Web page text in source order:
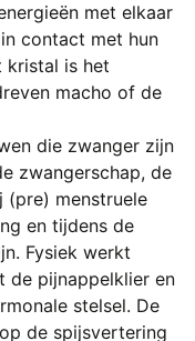
met elkaar
contact met hun
kristal is het
macho of de
die zwanger zijn
zwangerschap, de
(pre) menstruele
en tijdens de
Fysiek werkt
de pijnappelklier en
stelsel. De
de spijsvertering